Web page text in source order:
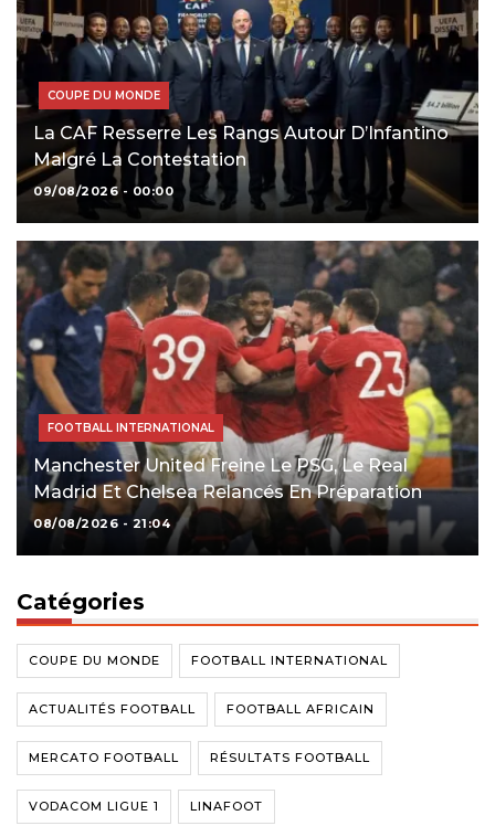
COUPE DU MONDE
La CAF Resserre Les Rangs Autour D’Infantino
Malgré La Contestation
09/08/2026 - 00:00
FOOTBALL INTERNATIONAL
Manchester United Freine Le PSG, Le Real
Madrid Et Chelsea Relancés En Préparation
08/08/2026 - 21:04
Catégories
COUPE DU MONDE FOOTBALL INTERNATIONAL
ACTUALITÉS FOOTBALL FOOTBALL AFRICAIN
MERCATO FOOTBALL RÉSULTATS FOOTBALL
VODACOM LIGUE 1 LINAFOOT